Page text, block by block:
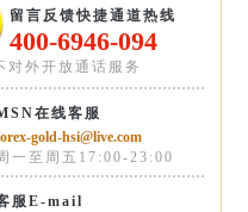
留言反馈快捷通道热线
400-6946-094
对外开放通话服务
在线客服
gold-hsi@live.com
一至周五17:00-23:00
服E-mail